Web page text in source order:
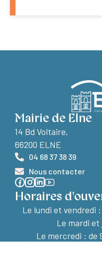
Mairie de Elne
14 Bd Voltaire,
66200 ELNE
04 68 37 38 39
Nous contacter
Horaires
Le lundi et vendredi :
Le mardi et
Le mercredi : de